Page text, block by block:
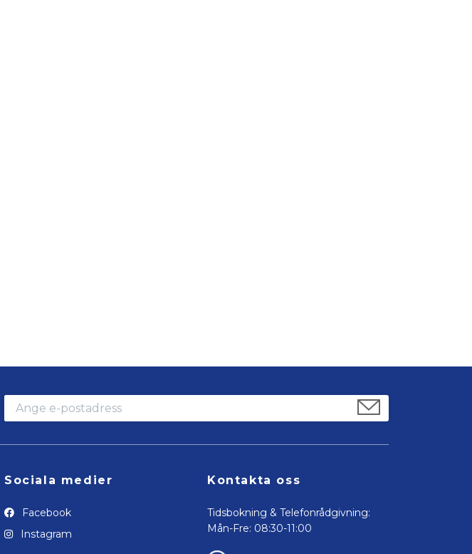
Sociala medier
Facebook
Instagram
Kontakta oss
Tidsbokning & Telefonrådgivning:
Mån-Fre: 08:30-11:00